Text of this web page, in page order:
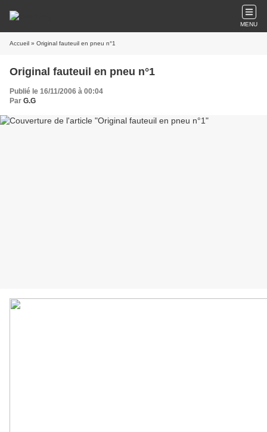
MENU
Accueil » Original fauteuil en pneu n°1
Original fauteuil en pneu n°1
Publié le 16/11/2006 à 00:04
Par G.G